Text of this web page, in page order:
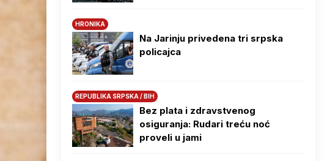
HRONIKA
Na Јarinju privedena tri srpska
policajca
REPUBLIKA SRPSKA / BIH
Bez plata i zdravstvenog
osiguranja: Rudari treću noć
proveli u jami